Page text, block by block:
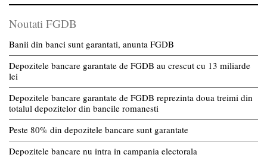
Noutati FGDB
Banii din banci sunt garantati, anunta FGDB
Depozitele bancare garantate de FGDB au crescut cu 13 miliarde
lei
Depozitele bancare garantate de FGDB reprezinta doua treimi din
totalul depozitelor din bancile romanesti
Peste 80% din depozitele bancare sunt garantate
Depozitele bancare nu intra in campania electorala